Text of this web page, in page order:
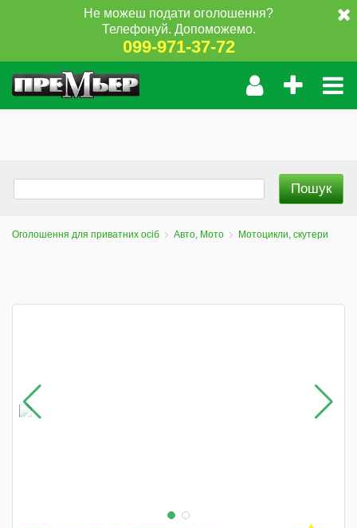
Не можеш подати оголошення?
Телефонуй. Допоможемо.
099-971-37-72
Оголошення для приватних осіб Авто, Мото Мотоцикли, скутери